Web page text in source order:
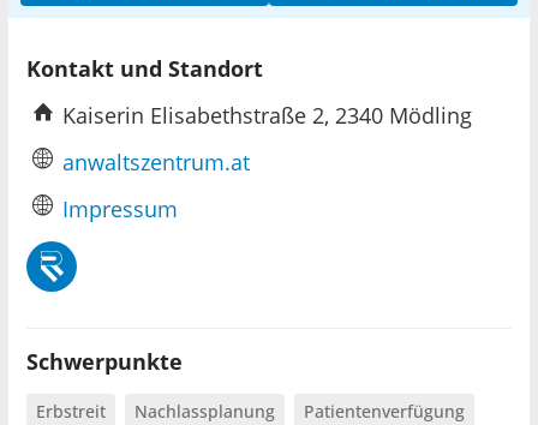
Kontakt und Standort
Kaiserin Elisabethstraße 2, 2340 Mödling
anwaltszentrum.at
Impressum
Schwerpunkte
Erbstreit Nachlassplanung
Patientenverfügung